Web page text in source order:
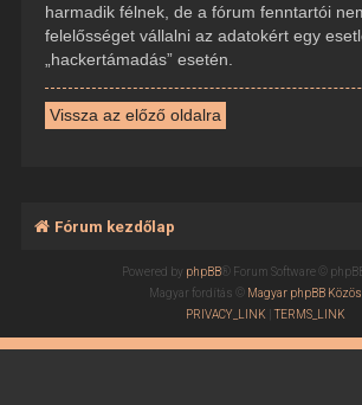
harmadik félnek, de a fórum fenntartói
felelősséget vállalni az adatokért egy
„hackertámadás” esetén.
Vissza az előző oldalra
Fórum kezdőlap
Powered by phpBB® Forum Software ©
Magyar fordítás © Magyar phpBB
PRIVACY_LINK |TERMS_LINK